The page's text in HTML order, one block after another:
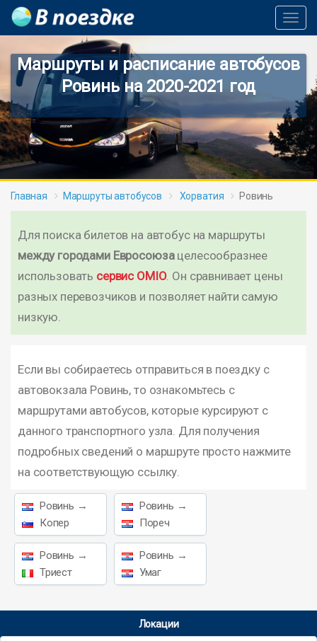
Маршруты и расписание автобусов
Ровинь на 2020-2021 год
Главная Маршруты автобусов Хорватия Ровинь
Для поиска билетов на автобус на маршруты
между городами Евросоюзацелесообразнее
использовать сервис OMIO. Он сравнивает цены
разных перевозчиков и позволяет найти самую
низкую.
Если вы собираетесь отправиться в поездку с
автовокзала Ровинь, то ознакомьтесь с
маршрутами автобусов, которые курсируют с
данного транспортного узла. Для получения
подробных сведений о маршруте просто нажмите
на соответствующую ссылку.
Ровинь →
Копер
Ровинь →
Пореч
Ровинь →
Триест
Ровинь →
Умаг
Локации